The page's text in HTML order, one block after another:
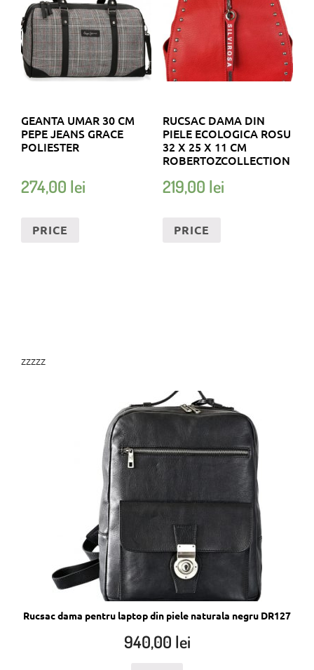
GEANTA UMAR 30 CM
PEPE JEANS GRACE
POLIESTER
274,00 lei
PRICE
RUCSAC DAMA DIN
PIELE ECOLOGICA ROSU
32 X 25 X 11 CM
ROBERTOZCOLLECTION
219,00 lei
PRICE
zzzzz
Rucsac dama pentru laptop din piele naturala negru DR127
940,00 lei